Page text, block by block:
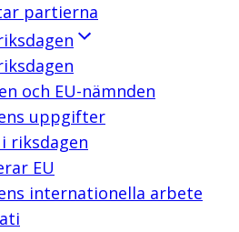
partierna
och EU-nämnden
uppgifter
riksdagen
EU
internationella arbete